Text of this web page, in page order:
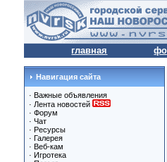
главная
Навигация сайта
· Важные объявления
· Лента новостей
· Форум
· Чат
· Ресурсы
· Галерея
· Веб-кам
· Игротека